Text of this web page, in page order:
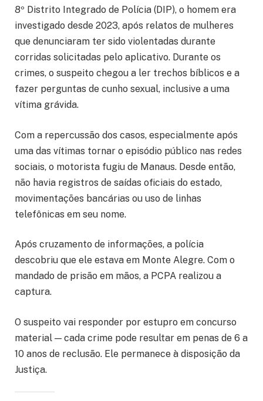
8º Distrito Integrado de Polícia (DIP), o homem era
investigado desde 2023, após relatos de mulheres
que denunciaram ter sido violentadas durante
corridas solicitadas pelo aplicativo. Durante os
crimes, o suspeito chegou a ler trechos bíblicos e a
fazer perguntas de cunho sexual, inclusive a uma
vítima grávida.
Com a repercussão dos casos, especialmente após
uma das vítimas tornar o episódio público nas redes
sociais, o motorista fugiu de Manaus. Desde então,
não havia registros de saídas oficiais do estado,
movimentações bancárias ou uso de linhas
telefônicas em seu nome.
Após cruzamento de informações, a polícia
descobriu que ele estava em Monte Alegre. Com o
mandado de prisão em mãos, a PCPA realizou a
captura.
O suspeito vai responder por estupro em concurso
material — cada crime pode resultar em penas de 6 a
10 anos de reclusão. Ele permanece à disposição da
Justiça.